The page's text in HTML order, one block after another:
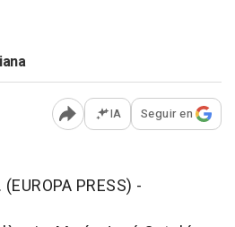
Abrir opciones para
IA Seguir en
PRESS) -